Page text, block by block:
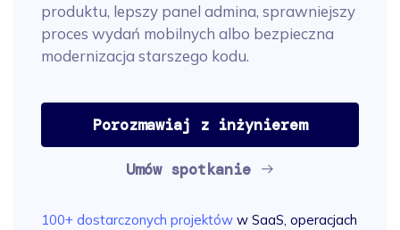
produktu, lepszy panel admina, sprawniejszy
proces wydań mobilnych albo bezpieczna
modernizacja starszego kodu.
Porozmawiaj z inżynierem
Umów spotkanie
100+ dostarczonych projektów w SaaS, operacjach